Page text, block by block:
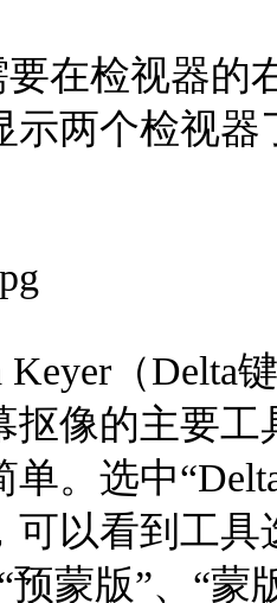
要在检视器的
示两个检视
Keyer（Delta
抠像的主要
单。选中
可以看到工具
预蒙版”、“蒙